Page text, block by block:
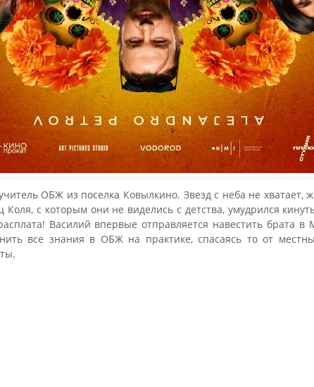
ОБЖ из поселка Ковылкино. Звезд с неба не хватает,
с которым они не виделись с детства, умудрился
Василий впервые отправляется навестить брата в
все знания в ОБЖ на практике, спасаясь то от